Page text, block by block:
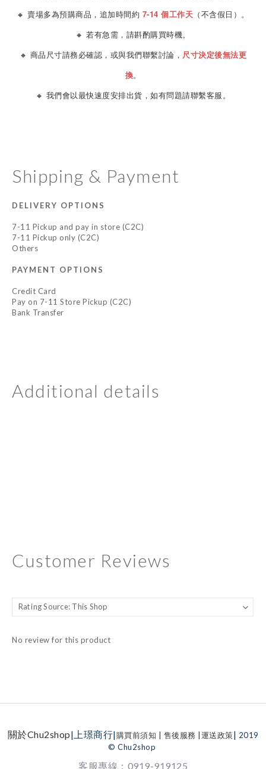
🔸 賣場多為預購商品，追加時間約 7-14 個工作天 （不含假日）。
🔸 若有急需，請斟酌購買時機。
🔸 商品尺寸請務必確認，或與我們聯繫討論， 尺寸決定後無法更
換。
🔸 我們會以最快速度安排出貨，如有問題請聯繫客服。
Shipping & Payment
DELIVERY OPTIONS
7-11 Pickup and pay in store (C2C)
7-11 Pickup only (C2C)
Others
PAYMENT OPTIONS
Credit Card
Pay on 7-11 Store Pickup (C2C)
Bank Transfer
Additional details
Customer Reviews
No review for this product
關於Chu2shop|上璟商行|購買前須知 售後服務 運送政策| 2019
© Chu2shop
客服專線：0919-919125